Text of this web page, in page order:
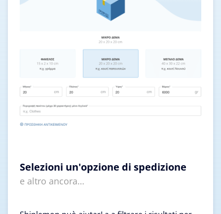
Selezioni un'opzione di spedizione
e altro ancora…